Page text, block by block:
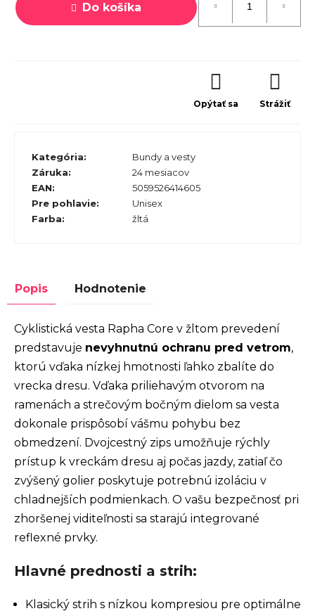
Do košíka
Kategória:
Bundy a vesty
Záruka:
24 mesiacov
EAN:
5059526414605
Pre pohlavie:
Unisex
Farba: žltá
Opýtať sa Strážiť
Popis Hodnotenie
Cyklistická vesta Rapha Core v žltom prevedení
predstavuje nevyhnutnú ochranu pred vetrom,
ktorú vďaka nízkej hmotnosti ľahko zbalíte do
vrecka dresu. Vďaka priliehavým otvorom na
ramenách a strečovým bočným dielom sa vesta
dokonale prispôsobí vášmu pohybu bez
obmedzení. Dvojcestný zips umožňuje rýchly
prístup k vreckám dresu aj počas jazdy, zatiaľ čo
zvýšený golier poskytuje potrebnú izoláciu v
chladnejších podmienkach. O vašu bezpečnosť pri
zhoršenej viditeľnosti sa starajú integrované
reflexné prvky.
Hlavné prednosti a strih:
Klasický strih s nízkou kompresiou pre optimálne